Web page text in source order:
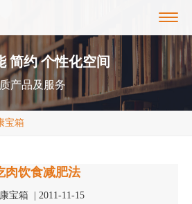
约 个性化空间
产品及服务
宝箱
肉饮食减肥法
宝箱 | 2011-11-15